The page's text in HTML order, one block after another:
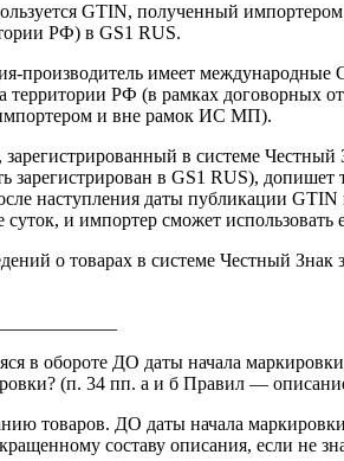
GTIN, полученный
РФ) в GS1 RUS.
производитель имеет международные
территории РФ (в рамках договорных
и вне рамок ИС МП).
в системе
зарегистрирован в GS1 RUS), допишет
наступления даты публикации GTIN
и импортер сможет использовать
о товарах в системе Честный Знак
в обороте ДО даты начала
(п. 34 пп. а и б Правил —
товаров. ДО даты начала
составу описания, если не